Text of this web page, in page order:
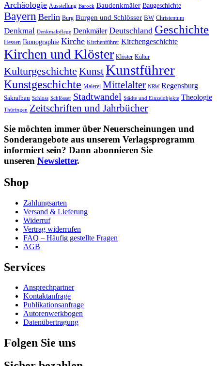
Archäologie Ausstellung Barock Baudenkmäler Baugeschichte
Bayern Berlin Burg Burgen und Schlösser BW Christentum
Denkmal Denkmalpflege Denkmäler Deutschland Geschichte
Hessen Ikonographie Kirche Kirchenführer Kirchengeschichte
Kirchen und Klöster Klöster Kultur
Kulturgeschichte KunstKunstführer
Kunstgeschichte Malerei Mittelalter NRW Regensburg
Sakralbau Schloss Schlösser Stadtwandel Städte und Einzelobjekte Theologie
Thüringen Zeitschriften und Jahrbücher
Sie möchten immer über Neuerscheinungen und
Sonderangebote aus unserem Verlagsprogramm
informiert sein? Dann abonnieren Sie
unseren Newsletter.
Shop
Zahlungsarten
Versand & Lieferung
Widerruf
Vertrag widerrufen
FAQ – Häufig gestellte Fragen
AGB
Services
Ansprechpartner
Kontaktanfrage
Publikationsanfrage
Autorenwerkbogen
Datenübertragung
Folgen Sie uns